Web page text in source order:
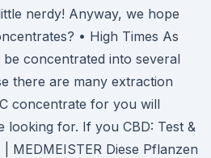
nerdy! Anyway, we hope
• High Times As
concentrated into several
there are many extraction
concentrate for you will
looking for. If you CBD: Test &
MEDMEISTER Diese Pflanzen